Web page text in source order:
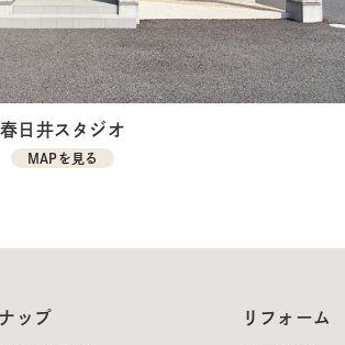
春日井スタジオ
MAPを見る
ップ リフォーム